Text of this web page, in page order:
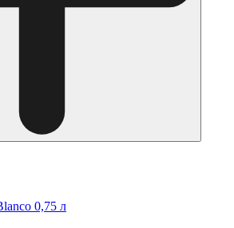
0,75 л